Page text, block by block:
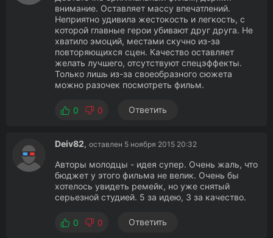
внимание. Оставляет массу впечатлений.
Неприятно удивила жестокость и легкость, с
которой главные герои убивают друг друга. Не
хватило эмоций, местами скучно из-за
повторяющихся сцен. Качество оставляет
желать лучшего, отсутствуют спецэффекты.
Только лишь из-за своеобразного сюжета
можно разочек посмотреть фильм.
0 0 Ответить
Deiv82, оставлен 5 ноября 2015 20:32
Авторы молодцы - идея супер. Очень жаль, что
бюджет у этого фильма не велик. Очень бы
хотелось увидеть ремейк, но уже снятый
серьезной студией. 5 за идею, 3 за качество.
0 0 Ответить